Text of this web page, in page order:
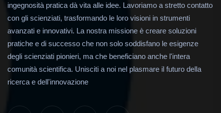
ingegnosità pratica dà vita alle idee. Lavoriamo a stretto contatto
con gli scienziati, trasformando le loro visioni in strumenti
avanzati e innovativi. La nostra missione è creare soluzioni
pratiche e di successo che non solo soddisfano le esigenze
degli scienziati pionieri, ma che beneficiano anche l'intera
comunità scientifica. Unisciti a noi nel plasmare il futuro della
ricerca e dell'innovazione